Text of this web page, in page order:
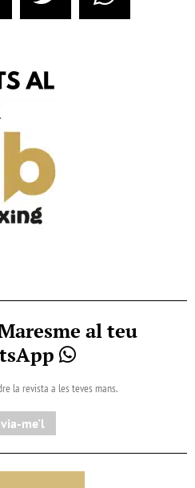
al teu
la revista a les teves mans.
me'l